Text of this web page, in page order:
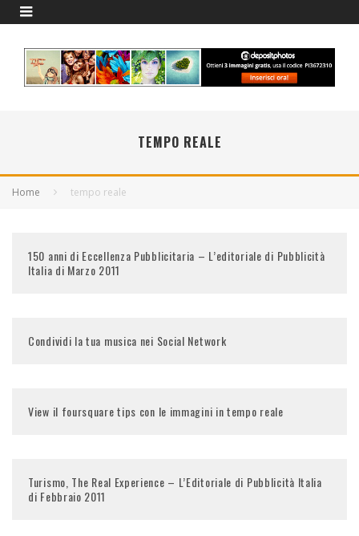
TEMPO REALE
Home tempo reale
150 anni di Eccellenza Pubblicitaria – L’editoriale di Pubblicità
Italia di Marzo 2011
Condividi la tua musica nei Social Network
View il foursquare tips con le immagini in tempo reale
Turismo, The Real Experience – L’Editoriale di Pubblicità Italia
di Febbraio 2011